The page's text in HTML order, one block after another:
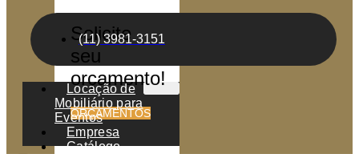
Solicite
seu
orçamento!
ORÇAMENTOS
(11) 3981-3151
Locação de
Mobiliário para
Eventos
Empresa
Catálogo